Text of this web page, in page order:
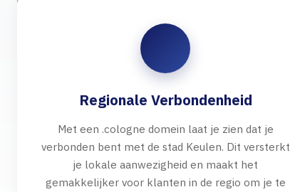
Regionale Verbondenheid
Met een .cologne domein laat je zien dat je
verbonden bent met de stad Keulen. Dit versterkt
je lokale aanwezigheid en maakt het
gemakkelijker voor klanten in de regio om je te